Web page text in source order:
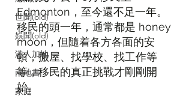
世聞(old)
娛聞(old)
港人加地
兩地書
家庭
Edmonton，至今還不足一年。
移民的頭一年，通常都是 honey
moon，但隨着各方各面的安
頓，搬屋、找學校、找工作等
等，移民的真正挑戰才剛剛開
始。